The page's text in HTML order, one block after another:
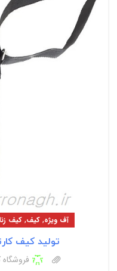
آف ویژه, کیف, کیف
تولید کیف